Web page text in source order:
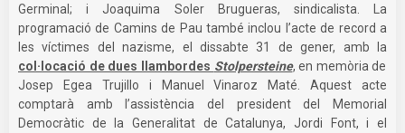
Germinal; i Joaquima Soler Brugueras, sindicalista. La
programació de Camins de Pau també inclou l’acte de record a
les víctimes del nazisme, el dissabte 31 de gener, amb la
col·locació de dues llambordes Stolpersteine, en memòria de
Josep Egea Trujillo i Manuel Vinaroz Maté. Aquest acte
comptarà amb l’assistència del president del Memorial
Democràtic de la Generalitat de Catalunya, Jordi Font, i el